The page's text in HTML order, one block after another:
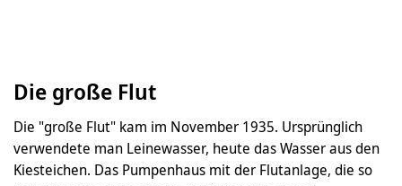
Die große Flut
Die "große Flut" kam im November 1935. Ursprünglich
verwendete man Leinewasser, heute das Wasser aus den
Kiesteichen. Das Pumpenhaus mit der Flutanlage, die so